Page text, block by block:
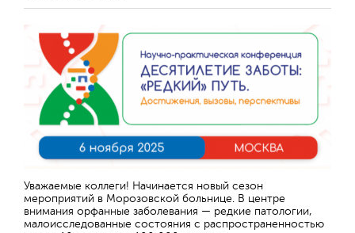
Уважаемые коллеги! Начинается новый сезон
мероприятий в Морозовской больнице. В центре
внимания орфанные заболевания — редкие патологии,
малоисследованные состояния с распространенностью